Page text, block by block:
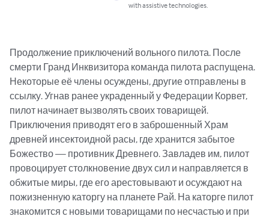
with assistive technologies.
Продолжение приключений вольного пилота. После
смерти Гранд Инквизитора команда пилота распущена.
Некоторые её члены осуждены, другие отправлены в
ссылку. Угнав ранее украденный у Федерации Корвет,
пилот начинает вызволять своих товарищей.
Приключения приводят его в заброшенный Храм
древней инсектоидной расы, где хранится забытое
Божество — противник Древнего. Завладев им, пилот
провоцирует столкновение двух сил и направляется в
обжитые миры, где его арестовывают и осуждают на
пожизненную каторгу на планете Рай. На каторге пилот
знакомится с новыми товарищами по несчастью и при